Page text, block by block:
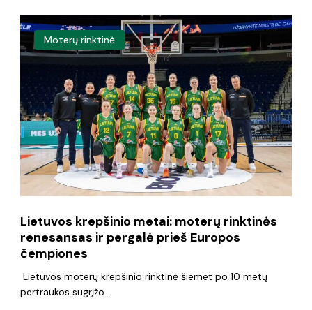
Lietuvos
krepšinio
metai:
moterų
rinktinės
renesansas
ir
pergalė
Europos
čempiones
Moterų rinktinė
Lietuvos krepšinio metai: moterų rinktinės
renesansas ir pergalė prieš Europos
čempiones
Lietuvos moterų krepšinio rinktinė šiemet po 10 metų
pertraukos sugrįžo…